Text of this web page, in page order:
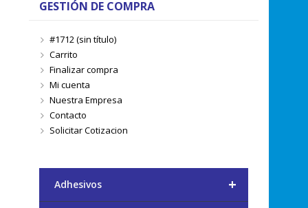
GESTIÓN DE COMPRA
#1712 (sin título)
Carrito
Finalizar compra
Mi cuenta
Nuestra Empresa
Contacto
Solicitar Cotizacion
+
Adhesivos